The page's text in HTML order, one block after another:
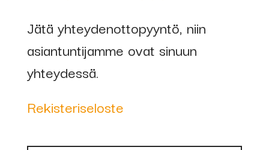
Jätä yhteydenottopyyntö, niin
asiantuntijamme ovat sinuun
yhteydessä.
Rekisteriseloste